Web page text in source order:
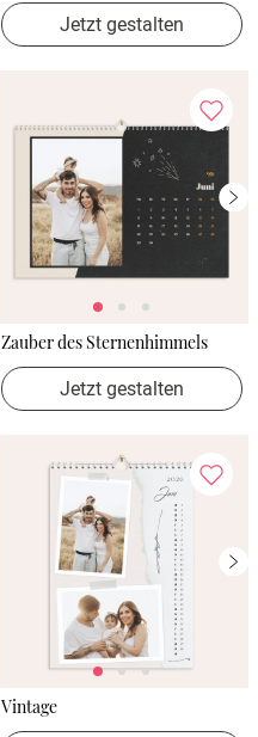
Jetzt gestalten
Zauber des Sternenhimmels
Jetzt gestalten
Vintage